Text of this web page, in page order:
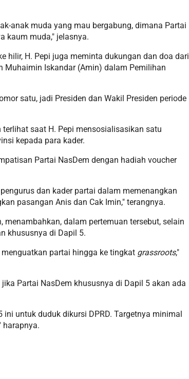
anak muda yang mau bergabung, dimana Partai
kaum muda," jelasnya.
hilir, H. Pepi juga meminta dukungan dan doa dari
Muhaimin Iskandar (Amin) dalam Pemilihan
satu, jadi Presiden dan Wakil Presiden periode
saat H. Pepi mensosialisasikan satu
kepada para kader.
Partai NasDem dengan hadiah voucher
dan kader partai dalam memenangkan
pasangan Anis dan Cak Imin," terangnya.
menambahkan, dalam pertemuan tersebut, selain
khususnya di Dapil 5.
partai hingga ke tingkat grassroots,"
Partai NasDem khususnya di Dapil 5 akan ada
untuk duduk dikursi DPRD. Targetnya minimal
harapnya.